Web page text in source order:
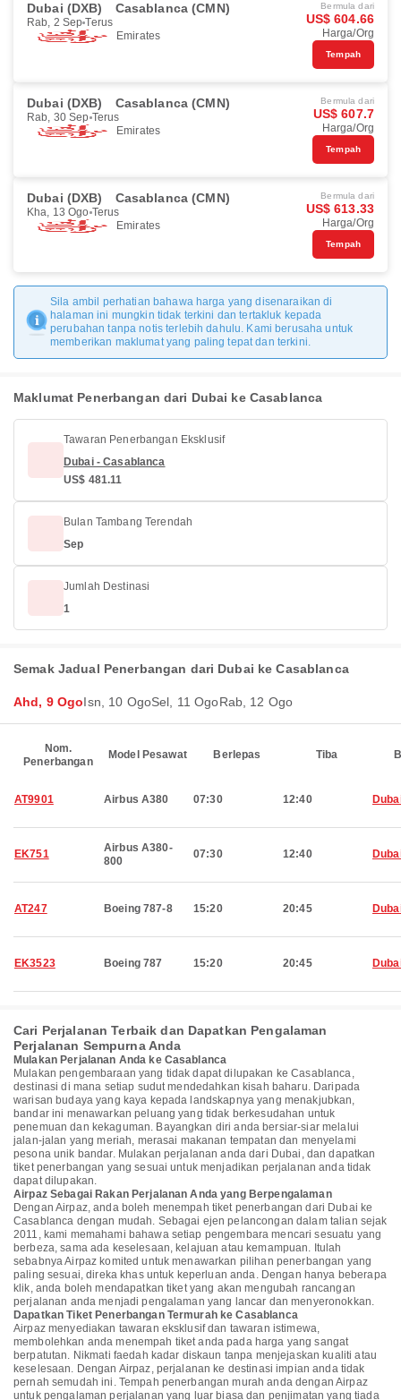
Dubai (DXB) Casablanca (CMN)
Rab, 2 Sep Terus
Emirates
Bermula dari
US$ 604.66
Harga/Org
Tempah
Dubai (DXB) Casablanca (CMN)
Rab, 30 Sep Terus
Emirates
Bermula dari
US$ 607.7
Harga/Org
Tempah
Dubai (DXB) Casablanca (CMN)
Kha, 13 Ogo Terus
Emirates
Bermula dari
US$ 613.33
Harga/Org
Tempah
Sila ambil perhatian bahawa harga yang disenaraikan di
halaman ini mungkin tidak terkini dan tertakluk kepada
perubahan tanpa notis terlebih dahulu. Kami berusaha untuk
memberikan maklumat yang paling tepat dan terkini.
Maklumat Penerbangan dari Dubai ke Casablanca
Tawaran Penerbangan Eksklusif
Dubai - Casablanca
US$ 481.11
Bulan Tambang Terendah
Sep
Jumlah Destinasi
1
Semak Jadual Penerbangan dari Dubai ke Casablanca
Ahd, 9 OgoIsn, 10 OgoSel, 11 OgoRab, 12 Ogo
Nom.
Penerbangan
Model Pesawat Berlepas Tiba
AT9901 Airbus A380 07:30 12:40
EK751
Airbus A380-
800
07:30 12:40
AT247 Boeing 787-8 15:20 20:45
EK3523 Boeing 787 15:20 20:45
Cari Perjalanan Terbaik dan Dapatkan Pengalaman
Perjalanan Sempurna Anda
Mulakan Perjalanan Anda ke Casablanca
Mulakan pengembaraan yang tidak dapat dilupakan ke Casablanca,
destinasi di mana setiap sudut mendedahkan kisah baharu. Daripada
warisan budaya yang kaya kepada landskapnya yang menakjubkan,
bandar ini menawarkan peluang yang tidak berkesudahan untuk
penemuan dan kekaguman. Bayangkan diri anda bersiar-siar melalui
jalan-jalan yang meriah, merasai makanan tempatan dan menyelami
pesona unik bandar. Mulakan perjalanan anda dari Dubai, dan dapatkan
tiket penerbangan yang sesuai untuk menjadikan perjalanan anda tidak
dapat dilupakan.
Airpaz Sebagai Rakan Perjalanan Anda yang Berpengalaman
Dengan Airpaz, anda boleh menempah tiket penerbangan dari Dubai ke
Casablanca dengan mudah. Sebagai ejen pelancongan dalam talian sejak
2011, kami memahami bahawa setiap pengembara mencari sesuatu yang
berbeza, sama ada keselesaan, kelajuan atau kemampuan. Itulah
sebabnya Airpaz komited untuk menawarkan pilihan penerbangan yang
paling sesuai, direka khas untuk keperluan anda. Dengan hanya beberapa
klik, anda boleh mendapatkan tiket yang akan mengubah rancangan
perjalanan anda menjadi pengalaman yang lancar dan menyeronokkan.
Dapatkan Tiket Penerbangan Termurah ke Casablanca
Airpaz menyediakan tawaran eksklusif dan tawaran istimewa,
membolehkan anda menempah tiket anda pada harga yang sangat
berpatutan. Nikmati faedah kadar diskaun tanpa menjejaskan kualiti atau
keselesaan. Dengan Airpaz, perjalanan ke destinasi impian anda tidak
pernah semudah ini. Tempah penerbangan murah anda dengan Airpaz
untuk pengalaman perjalanan yang luar biasa dan penjimatan yang tiada